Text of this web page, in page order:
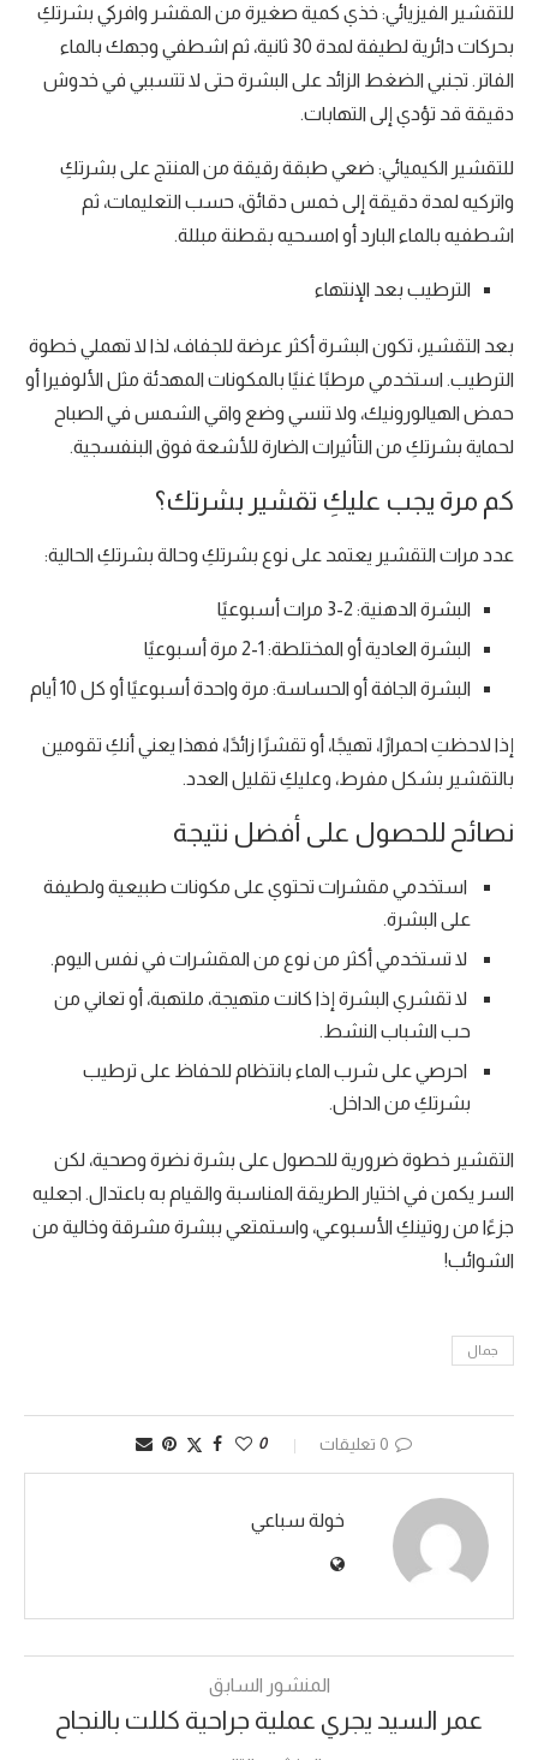
للتقشير الفيزيائي: خذي كمية صغيرة من المقشر وافركي بشرتكِ
بحركات دائرية لطيفة لمدة 30 ثانية، ثم اشطفي وجهك بالماء
الفاتر. تجنبي الضغط الزائد على البشرة حتى لا تتسببي في خدوش
دقيقة قد تؤدي إلى التهابات.
للتقشير الكيميائي: ضعي طبقة رقيقة من المنتج على بشرتكِ
واتركيه لمدة دقيقة إلى خمس دقائق، حسب التعليمات، ثم
اشطفيه بالماء البارد أو امسحيه بقطنة مبللة.
الترطيب بعد الإنتهاء
بعد التقشير، تكون البشرة أكثر عرضة للجفاف، لذا لا تهملي خطوة
الترطيب. استخدمي مرطبًا غنيًا بالمكونات المهدئة مثل الألوفيرا أو
حمض الهيالورونيك، ولا تنسي وضع واقي الشمس في الصباح
لحماية بشرتكِ من التأثيرات الضارة للأشعة فوق البنفسجية.
كم مرة يجب عليكِ تقشير بشرتك؟
عدد مرات التقشير يعتمد على نوع بشرتكِ وحالة بشرتكِ الحالية:
البشرة الدهنية: 2-3 مرات أسبوعيًا
البشرة العادية أو المختلطة: 1-2 مرة أسبوعيًا
البشرة الجافة أو الحساسة: مرة واحدة أسبوعيًا أو كل 10 أيام
إذا لاحظتِ احمرارًا، تهيجًا، أو تقشرًا زائدًا، فهذا يعني أنكِ تقومين
بالتقشير بشكل مفرط، وعليكِ تقليل العدد.
نصائح للحصول على أفضل نتيجة
استخدمي مقشرات تحتوي على مكونات طبيعية ولطيفة
على البشرة.
لا تستخدمي أكثر من نوع من المقشرات في نفس اليوم.
لا تقشري البشرة إذا كانت متهيجة، ملتهبة، أو تعاني من
حب الشباب النشط.
احرصي على شرب الماء بانتظام للحفاظ على ترطيب
بشرتكِ من الداخل.
التقشير خطوة ضرورية للحصول على بشرة نضرة وصحية، لكن
السر يكمن في اختيار الطريقة المناسبة والقيام به باعتدال. اجعليه
جزءًا من روتينكِ الأسبوعي، واستمتعي ببشرة مشرقة وخالية من
الشوائب!
جمال
0 تعليقات 0
خولة سباعي
المنشور السابق
عمر السيد يجري عملية جراحية كللت بالنجاح